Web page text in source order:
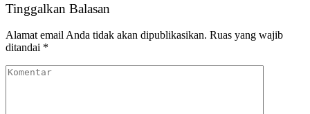
Tinggalkan Balasan
Alamat email Anda tidak akan dipublikasikan. Ruas yang wajib
ditandai *